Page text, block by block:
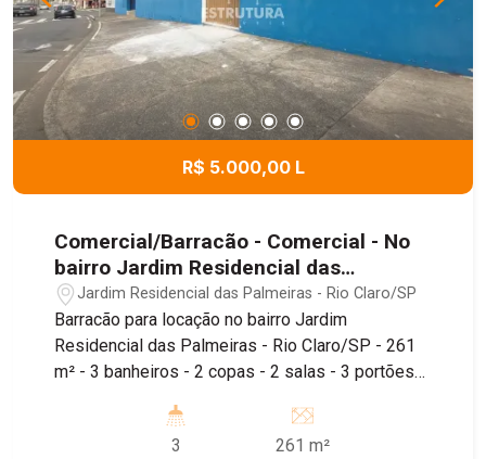
R$ 5.000,00 L
Comercial/Barracão - Comercial - No
bairro Jardim Residencial das
Palmeiras
Jardim Residencial das Palmeiras - Rio Claro/SP
Barracão para locação no bairro Jardim
Residencial das Palmeiras - Rio Claro/SP - 261
m² - 3 banheiros - 2 copas - 2 salas - 3 portões
de 260m², conta com depósito, piso térreo e piso
superior, sendo localizado próximo ao
3 261 m²